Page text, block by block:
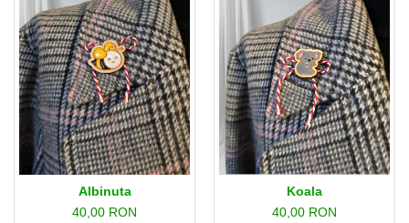
Albinuta
40,00 RON
Koala
40,00 RON